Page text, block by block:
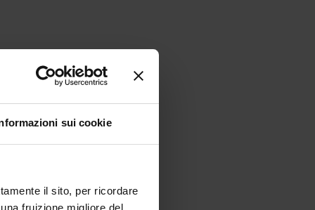
sui cookie
il sito, per ricordare
fruizione migliore del